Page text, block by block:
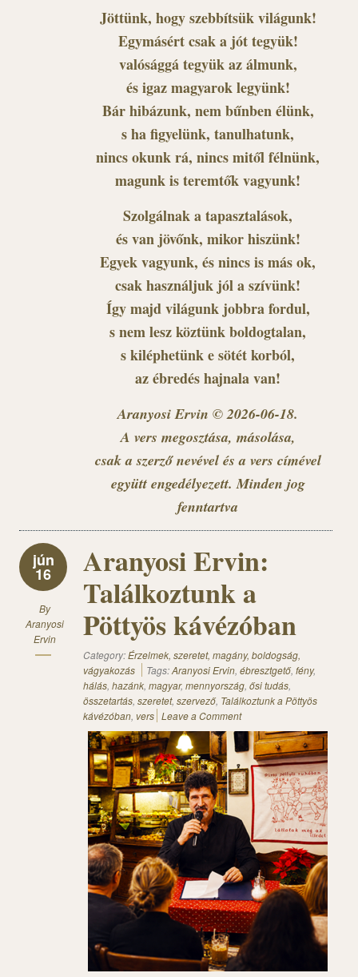
Jöttünk, hogy szebbítsük világunk!
Egymásért csak a jót tegyük!
valósággá tegyük az álmunk,
és igaz magyarok legyünk!
Bár hibázunk, nem bűnben élünk,
s ha figyelünk, tanulhatunk,
nincs okunk rá, nincs mitől félnünk,
magunk is teremtők vagyunk!
Szolgálnak a tapasztalások,
és van jövőnk, mikor hiszünk!
Egyek vagyunk, és nincs is más ok,
csak használjuk jól a szívünk!
Így majd világunk jobbra fordul,
s nem lesz köztünk boldogtalan,
s kiléphetünk e sötét korból,
az ébredés hajnala van!
Aranyosi Ervin © 2026-06-18.
A vers megosztása, másolása,
csak a szerző nevével és a vers címével
együtt engedélyezett. Minden jog
fenntartva
jún
16
By
Aranyosi
Ervin
Aranyosi Ervin:
Találkoztunk a
Pöttyös kávézóban
Category:Érzelmek, szeretet, magány, boldogság,
vágyakozás
Tags:Aranyosi Ervin, ébresztgető, fény,
hálás, hazánk, magyar, mennyország, ősi tudás,
összetartás, szeretet, szervező, Találkoztunk a Pöttyös
kávézóban, vers Leave a Comment